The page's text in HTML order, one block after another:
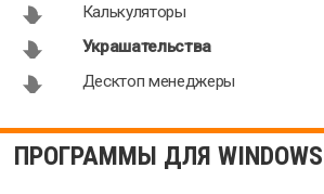
Калькуляторы
Украшательства
Десктоп менеджеры
ПРОГРАММЫ ДЛЯ WINDOWS